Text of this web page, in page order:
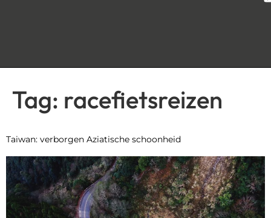
Tag: racefietsreizen
Taiwan: verborgen Aziatische schoonheid